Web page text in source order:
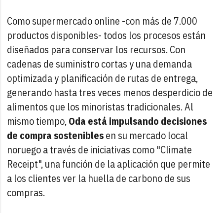
Como supermercado online -con más de 7.000
productos disponibles- todos los procesos están
diseñados para conservar los recursos. Con
cadenas de suministro cortas y una demanda
optimizada y planificación de rutas de entrega,
generando hasta tres veces menos desperdicio de
alimentos que los minoristas tradicionales. Al
mismo tiempo,Oda está impulsando decisiones
de compra sosteniblesen su mercado local
noruego a través de iniciativas como "Climate
Receipt", una función de la aplicación que permite
a los clientes ver la huella de carbono de sus
compras.